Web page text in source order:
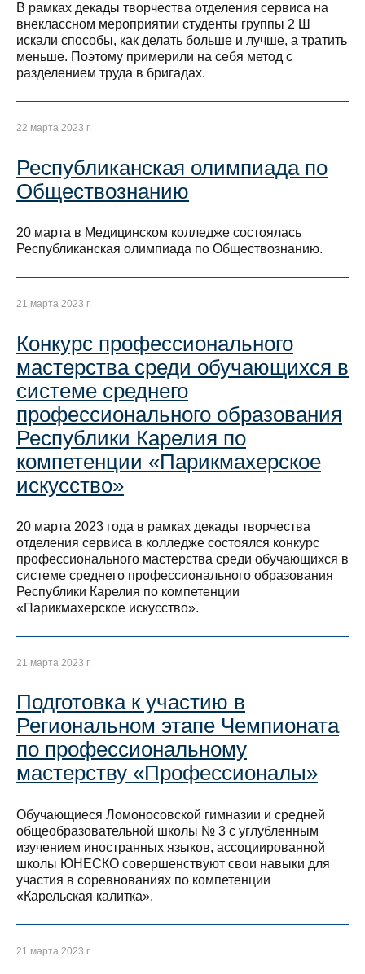
В рамках декады творчества отделения сервиса на
внеклассном мероприятии студенты группы 2 Ш
искали способы, как делать больше и лучше, а тратить
меньше. Поэтому примерили на себя метод с
разделением труда в бригадах.
22 марта 2023 г.
Республиканская олимпиада по
Обществознанию
20 марта в Медицинском колледже состоялась
Республиканская олимпиада по Обществознанию.
21 марта 2023 г.
Конкурс профессионального
мастерства среди обучающихся в
системе среднего
профессионального образования
Республики Карелия по
компетенции «Парикмахерское
искусство»
20 марта 2023 года в рамках декады творчества
отделения сервиса в колледже состоялся конкурс
профессионального мастерства среди обучающихся в
системе среднего профессионального образования
Республики Карелия по компетенции
«Парикмахерское искусство».
21 марта 2023 г.
Подготовка к участию в
Региональном этапе Чемпионата
по профессиональному
мастерству «Профессионалы»
Обучающиеся Ломоносовской гимназии и средней
общеобразовательной школы № 3 с углубленным
изучением иностранных языков, ассоциированной
школы ЮНЕСКО совершенствуют свои навыки для
участия в соревнованиях по компетенции
«Карельская калитка».
21 марта 2023 г.